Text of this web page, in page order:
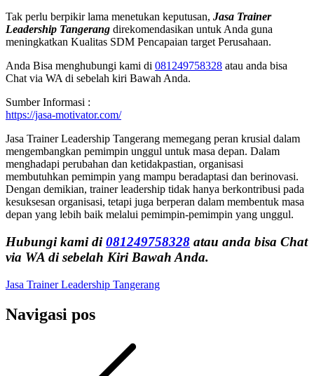
Tak perlu berpikir lama menetukan keputusan, Jasa Trainer
Leadership Tangerang direkomendasikan untuk Anda guna
meningkatkan Kualitas SDM Pencapaian target Perusahaan.
Anda Bisa menghubungi kami di 081249758328 atau anda bisa
Chat via WA di sebelah kiri Bawah Anda.
Sumber Informasi :
https://jasa-motivator.com/
Jasa Trainer Leadership Tangerang memegang peran krusial dalam
mengembangkan pemimpin unggul untuk masa depan. Dalam
menghadapi perubahan dan ketidakpastian, organisasi
membutuhkan pemimpin yang mampu beradaptasi dan berinovasi.
Dengan demikian, trainer leadership tidak hanya berkontribusi pada
kesuksesan organisasi, tetapi juga berperan dalam membentuk masa
depan yang lebih baik melalui pemimpin-pemimpin yang unggul.
Hubungi kami di081249758328 atau anda bisa Chat
via WA di sebelah Kiri Bawah Anda.
Jasa Trainer Leadership Tangerang
Navigasi pos